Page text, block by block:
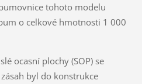
tohoto modelu
o celkové hmotnosti 1 000
ocasní plochy (SOP) se
byl do konstrukce